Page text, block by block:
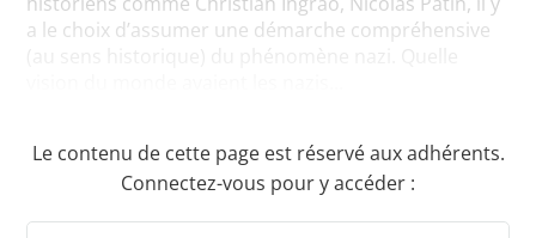
a le choix d’assumer une démarche compréhensive
Le contenu de cette page est réservé aux adhérents.
Connectez-vous pour y accéder :